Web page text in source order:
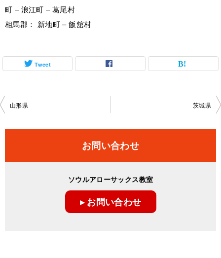
町 – 浪江町 – 葛尾村
相馬郡： 新地町 – 飯舘村
Tweet
投
ビ
山形県 茨城県
お問い合わせ
ソウルアローサックス教室
▸ お問い合わせ